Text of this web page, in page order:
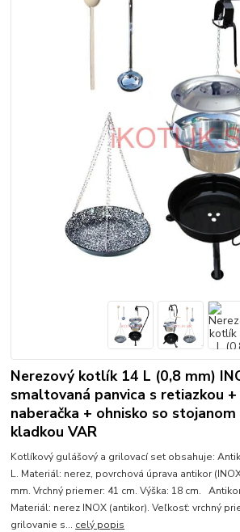
Nerezový kotlík 14 L (0,8 mm)
smaltovaná panvica s retiazkou +
naberačka + ohnisko so
kladkou VAR
Kotlíkový gulášový a grilovací set obsahuje:
L. Materiál: nerez, povrchová úprava antikor
mm. Vrchný priemer: 41 cm. Výška: 18 cm.
Materiál: nerez INOX (antikor). Veľkosť: vrchný
grilovanie s... celý popis